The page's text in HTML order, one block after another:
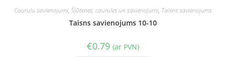
Cauruļu savienojumi, Šļūtenes, caurules un savienojumi, Taisns savienojums
Taisns savienojums 10-10
€0.79 (ar PVN)